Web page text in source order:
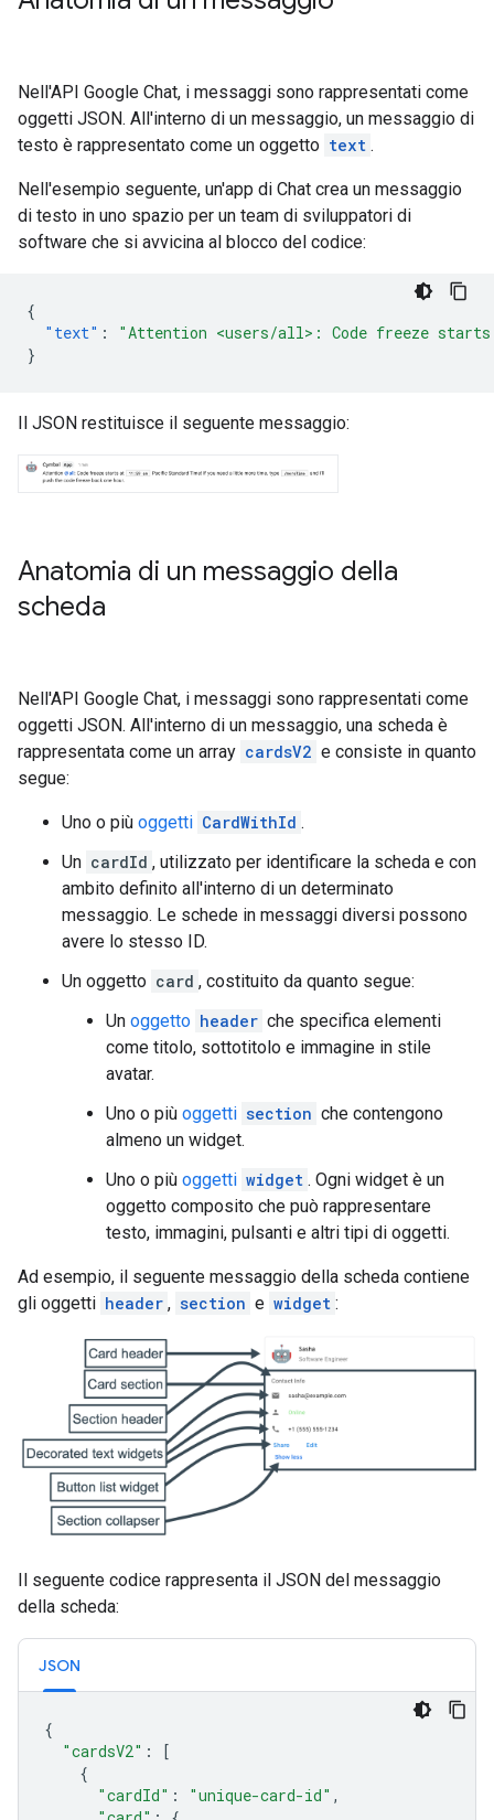
Nell'API Google Chat, i messaggi sono rappresentati come
oggetti JSON. All'interno di un messaggio, un messaggio di
testo è rappresentato come un oggetto text .
Nell'esempio seguente, un'app di Chat crea un messaggio
di testo in uno spazio per un team di sviluppatori di
software che si avvicina al blocco del codice:
{
"text" :
"Attention <users/all>: Code freeze
}
Il JSON restituisce il seguente messaggio:
Anatomia di un messaggio della
scheda
Nell'API Google Chat, i messaggi sono rappresentati come
oggetti JSON. All'interno di un messaggio, una scheda è
rappresentata come un array cardsV2 e consiste in quanto
segue:
Uno o più oggetti CardWithId .
Un cardId , utilizzato per identificare la scheda e con
ambito definito all'interno di un determinato
messaggio. Le schede in messaggi diversi possono
avere lo stesso ID.
Un oggetto card , costituito da quanto segue:
Un oggetto header che specifica elementi
come titolo, sottotitolo e immagine in stile
avatar.
Uno o più oggetti section che contengono
almeno un widget.
Uno o più oggetti widget . Ogni widget è un
oggetto composito che può rappresentare
testo, immagini, pulsanti e altri tipi di oggetti.
Ad esempio, il seguente messaggio della scheda contiene
gli oggetti header , section e widget :
Il seguente codice rappresenta il JSON del messaggio
della scheda:
JSON
{
"cardsV2" :
[
{
"cardId" : "unique-card-id" ,